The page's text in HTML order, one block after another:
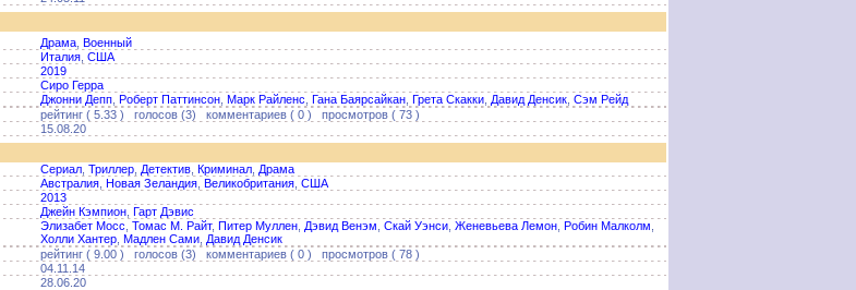
Драма Военный
Италия США
2019
Сиро Герра
Джонни Депп Роберт Паттинсон Марк Райленс Гана Баярсайкан Грета Скакки Давид Денсик Сэм Рейд
рейтинг ( 5.33 ) голосов (3) комментариев ( 0 ) просмотров ( 73 )
15.08.20
Сериал Триллер Детектив Криминал Драма
Австралия Новая Зеландия Великобритания США
2013
Джейн Кэмпион Гарт Дэвис
Элизабет Мосс Томас М. Райт, Питер Муллен Дэвид Венэм Скай Уэнси Женевьева Лемон Робин Малколм
Холли Хантер Мадлен Сами Давид Денсик
рейтинг ( 9.00 ) голосов (3) комментариев ( 0 ) просмотров ( 78 )
04.11.14
28.06.20